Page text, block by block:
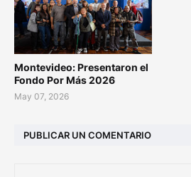
Montevideo: Presentaron el
Fondo Por Más 2026
May 07, 2026
PUBLICAR UN COMENTARIO